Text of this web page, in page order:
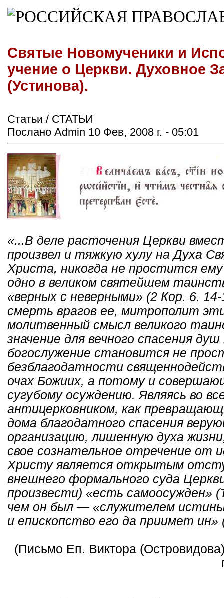
Святые Новомученики и
учение о Церкви. Духовное
(Устинова).
Статьи / СТАТЬИ
Послано Admin 10 Фев, 2008 г. - 05:01
«...В деле расточения Церкви
произвел и тяжкую хулу на Духа
Христа, никогда не простится
одно в великом святейшем
«верных с неверными» (2 Кор. 6.
смерть врагов ее, митрополит
молитвенный смысл великого
значение для вечного спасения
богослужение становится не
безблагодатности
очах Божиих, а потому и
сугубому осуждению. Являясь во
антицерковником, как
дома благодатного спасения
организацию, лишенную духа
свое сознательное отречение от
Христу является открытым
внешнего формального суда
произвести) «есть
чем он был — «служителем
и епископство его да приимет ин»
(Письмо Еп. Виктора